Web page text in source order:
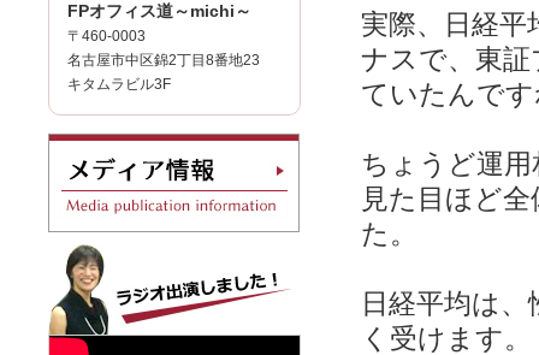
FPオフィス道～michi～
〒460-0003
名古屋市中区錦2丁目8番地23
キタムラビル3F
実際、日経
ナスで、東
ていたんで
ちょうど運
見た目ほど
た。
日経平均は
く受けます。